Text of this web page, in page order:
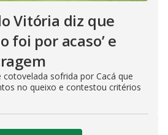
Vitória diz que
foi por acaso’ e
sofrida por Cacá que
no queixo e contestou critérios